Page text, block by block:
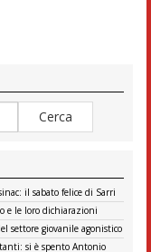
il sabato felice di Sarri
e le loro dichiarazioni
settore giovanile agonistico
si è spento Antonio